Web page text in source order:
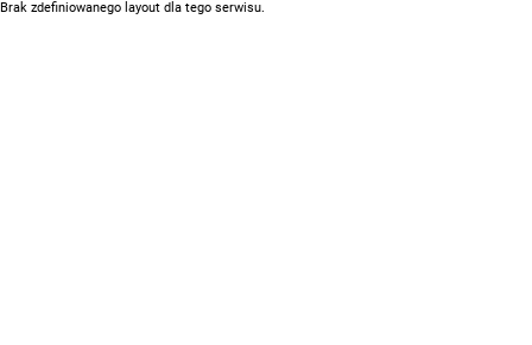
Brak zdefiniowanego layout dla tego serwisu.